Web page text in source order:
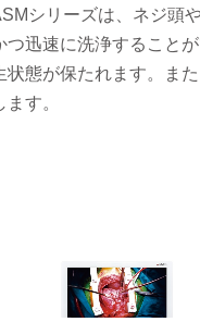
シリーズは、ネジ頭
迅速に洗浄すること
態が保たれます。ま
す。